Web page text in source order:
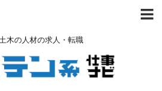
木の人材の求人・転職